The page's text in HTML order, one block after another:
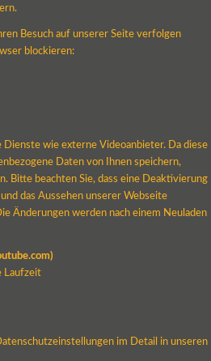
Besuch auf unserer Seite verfolgen
blockieren:
wie externe Videoanbieter. Da diese
Daten von Ihnen speichern,
Bitte beachten Sie, dass eine Deaktivierung
das Aussehen unserer Webseite
Änderungen werden nach einem Neuladen
Laufzeit
im Detail in unseren